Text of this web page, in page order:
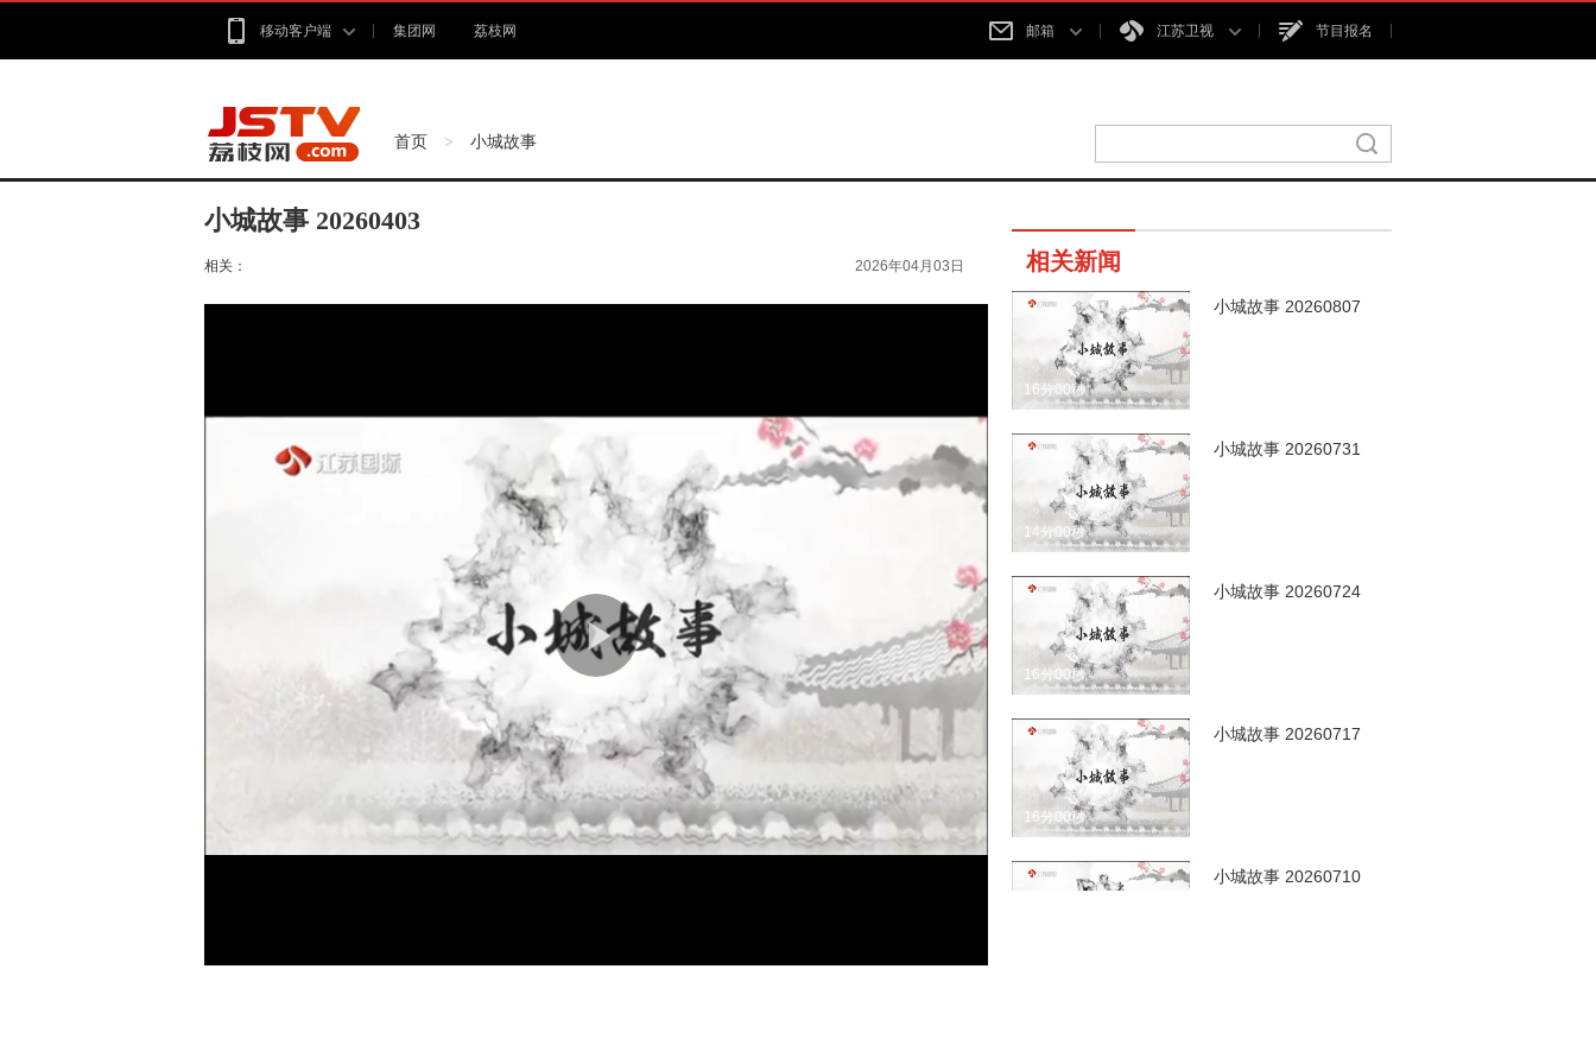
移动客户端 集团网 荔枝网 邮箱 江苏卫视 节目报名
首页 > 小城故事
小城故事 20260403
相关： 2026年04月03日 相关新闻
16分00秒
小城故事 20260807
14分00秒
小城故事 20260731
16分00秒
小城故事 20260724
16分00秒
小城故事 20260717
小城故事 20260710